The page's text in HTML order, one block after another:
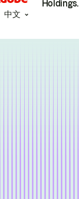
Holdings.
中文